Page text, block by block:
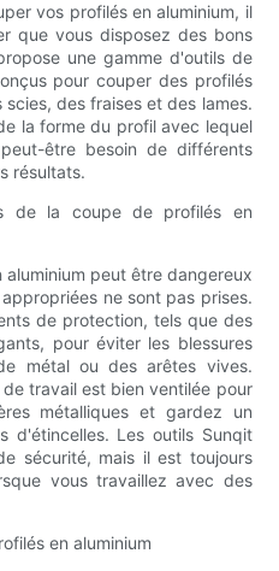
vos profilés en aluminium, il
que vous disposez des bons
une gamme d'outils de
pour couper des profilés
des fraises et des lames.
la forme du profil avec lequel
être besoin de différents
résultats.
de la coupe de profilés en
peut être dangereux
ne sont pas prises.
de protection, tels que des
pour éviter les blessures
métal ou des arêtes vives.
travail est bien ventilée pour
métalliques et gardez un
d'étincelles. Les outils Sunqit
sécurité, mais il est toujours
vous travaillez avec des
en aluminium